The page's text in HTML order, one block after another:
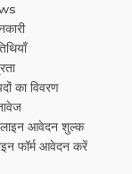
का विवरण
आवेदन शुल्क
फॉर्म आवेदन करें